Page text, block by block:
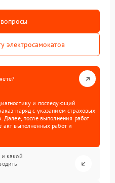
электросамокатов
и последующий
наряд с указанием страховых
Далее, после выполнения работ
акт выполненных работ и
какой